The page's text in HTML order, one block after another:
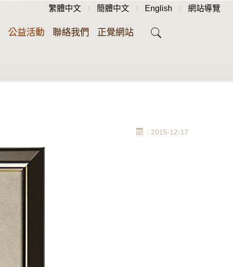
繁體中文 簡體中文 English 網站導覽
公益活動 聯絡我們 正覺網站
: 2015-12-17